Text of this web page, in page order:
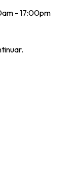
- 17:00pm